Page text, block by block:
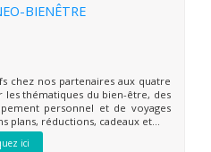
BIENÊTRE
chez nos partenaires aux quatre
les thématiques du bien-être, des
personnel et de voyages
plans, réductions, cadeaux et...
ici